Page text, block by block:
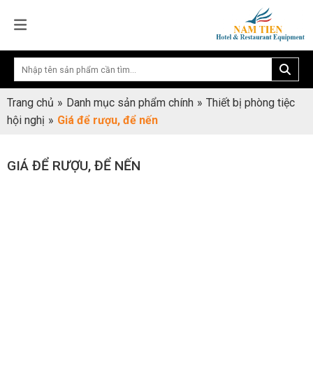
Trang chủ » Danh mục sản phẩm chính » Thiết bị phòng tiệc
hội nghị » Giá để rượu, để nến
GIÁ ĐỂ RƯỢU, ĐỂ NẾN